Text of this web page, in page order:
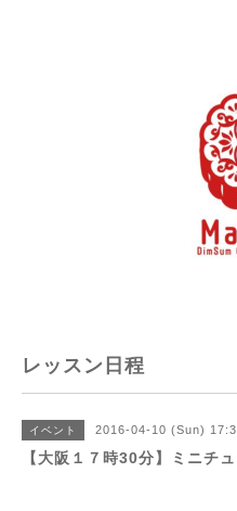
レッスン日程
イベント 2016-04-10 (Sun)
【大阪１７時30分】ミニ